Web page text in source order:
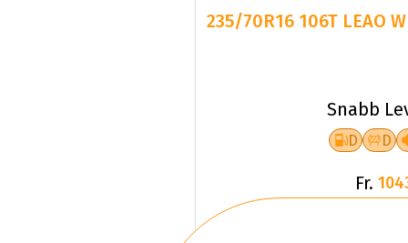
235/70R16 106T LEAO
Snabb
D D
Fr.